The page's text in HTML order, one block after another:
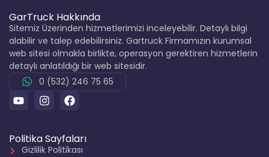
GarTruck Hakkında
Sitemiz Üzerinden hizmetlerimizi inceleyebilir. Detaylı bilgi
alabilir ve talep edebilirsiniz. Gartruck Firmamızın kurumsal
web sitesi olmakla birlikte, operasyon gerektiren hizmetlerin
detaylı anlatıldığı bir web sitesidir.
0 (532) 246 75 65
Politika Sayfaları
Gizlilik Politikası